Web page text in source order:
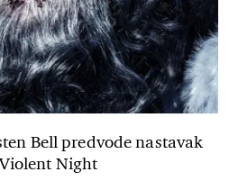
Bell predvode nastavak
Night